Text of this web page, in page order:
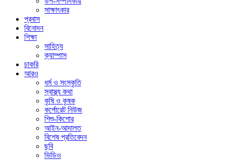
সাক্ষাৎকার
প্রবাস
বিনোদন
শিক্ষা
সাহিত্য
ক্যাম্পাস
চাকরি
আরও
ধর্ম ও সংস্কৃতি
স্বাস্থ্য কথা
কৃষি ও কৃষক
কর্পোরেট নিউজ
শিশু-কিশোর
আইন-আদালত
বিশেষ প্রতিবেদন
ছবি
ভিডিও